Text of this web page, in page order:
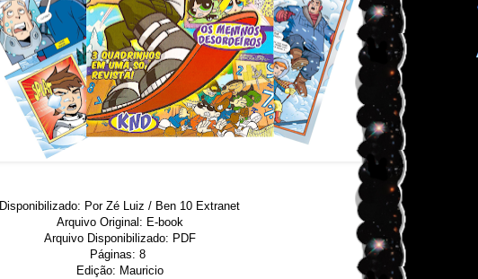
Disponibilizado: Por Zé Luiz / Ben 10 Extranet
Arquivo Original: E-book
Arquivo Disponibilizado: PDF
Páginas: 8
Edição: Mauricio